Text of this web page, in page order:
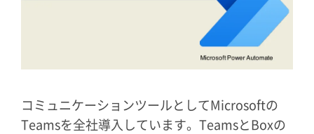
コミュニケーションツールとしてMicrosoftの
Teamsを全社導入しています。TeamsとBoxの